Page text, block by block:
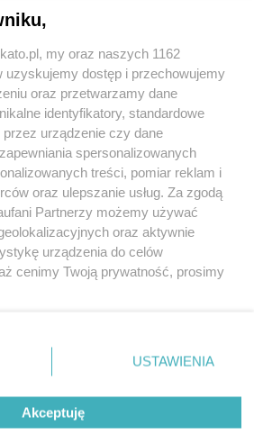
regulamin korzystania z portali
Skontakuj sięz nami
Kontakt
Wydawca
Redakcja
my oraz naszych 1162
uzyskujemy dostęp i przechowujemy
oraz przetwarzamy dane
identyfikatory, standardowe
przez urządzenie czy dane
spersonalizowanych
treści, pomiar reklam i
oraz ulepszanie usług. Za zgodą
Partnerzy możemy używać
oraz aktywnie
urządzenia do celów
cenimy Twoją prywatność, prosimy
się w lewym dolnym rogu strony
przetwarzania danych nie wymagają
masz prawo sprzeciwić się
Preferencje będą miały
tej witrynie.
USTAWIENIA
Akceptuję